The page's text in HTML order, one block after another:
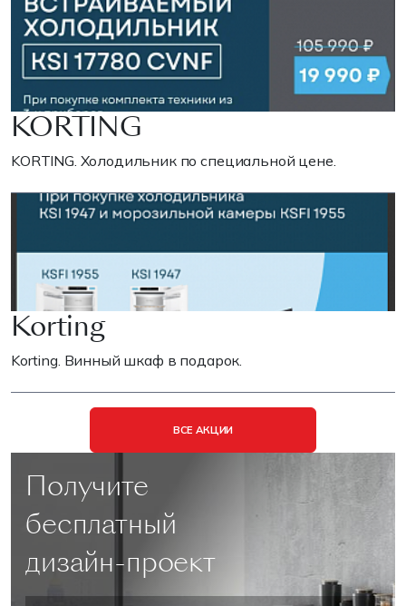
KORTING
KORTING. Холодильник по специальной цене.
Korting
Korting. Винный шкаф в подарок.
ВСЕ АКЦИИ
Получите
бесплатный
дизайн-проект